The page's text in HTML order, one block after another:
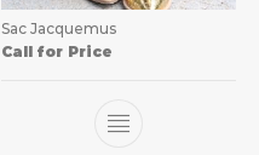
Sac Jacquemus
Call for Price